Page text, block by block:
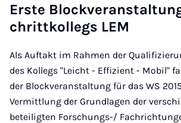
Ers­te
chritt­kol­legs LEM
Als Auftakt im Rahmen der
des Kollegs "Leicht - Effizient - Mobil"
der Blockveranstaltung für das WS
Vermittlung der Grundlagen der
beteiligten Forschungs-/